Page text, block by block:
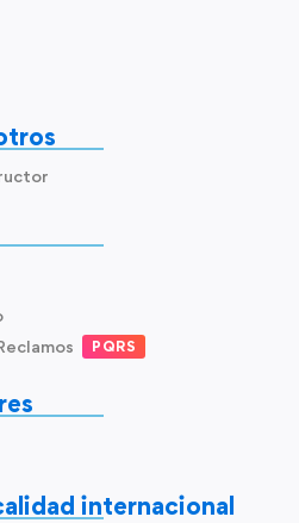
PQRS
internacional